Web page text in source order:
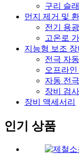
구리 슬
먼지 제거 및
전기 용
고온로
지능형 보조 장
전극 자
오프라인
자동 전
장비 검
장비 액세서리
인기 상품